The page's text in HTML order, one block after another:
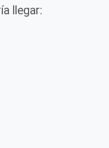
llegar: